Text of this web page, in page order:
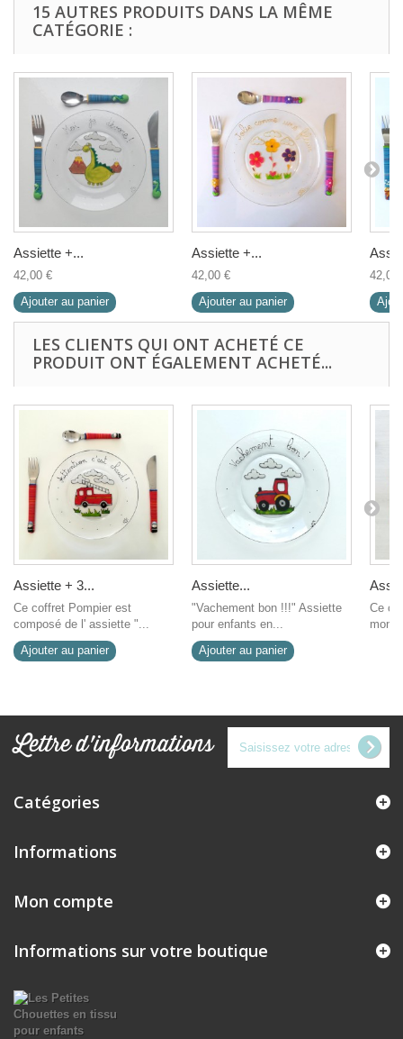
15 AUTRES PRODUITS DANS LA MÊME
CATÉGORIE :
Assiette +...
42,00 €
Ajouter au panier
Assiette +...
42,00 €
Ajouter au panier
42,00
LES CLIENTS QUI ONT ACHETÉ CE
PRODUIT ONT ÉGALEMENT ACHETÉ...
Assiette + 3...
Ce coffret Pompier est
composé de l' assiette "...
Ajouter au panier
Assiette...
"Vachement bon !!!" Assiette
pour enfants en...
Ajouter au panier
Ce
mon
Lettre d'informations
Catégories
Informations
Mon compte
Informations sur votre boutique